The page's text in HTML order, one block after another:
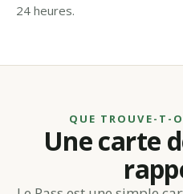
24 heures.
QUE TROUVE-T-
Une carte